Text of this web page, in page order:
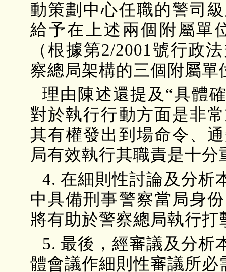
動策劃中心任職的警司
給予在上述兩個附屬單
（根據第2/2001號行政
察總局架構的三個附屬單
理由陳述還提及“具體
對於執行行動方面是非
其有權發出到場命令、
局有效執行其職責是十分
4. 在細則性討論及分析
中具備刑事警察當局身
將有助於警察總局執行打
5. 最後，經審議及分析
體會議作細則性審議所必